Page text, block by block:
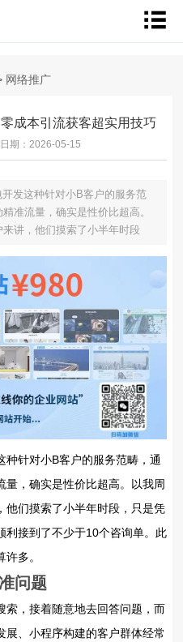
网络推广
成本引流获客超实用技巧
期：2026-05-15
发这种针对小B客户的服务范
准流量，确实是性价比超高。
讲，他们摸索了小半年时段
针对小B客户的服务范畴，通
量，确实是性价比超高。以我周
他们摸索了小半年时段，只是凭
利接到了不少于10个咨询单。此
多。
问题
索，接着随意地去回答问题，而
、小程序构建的客户群体经常